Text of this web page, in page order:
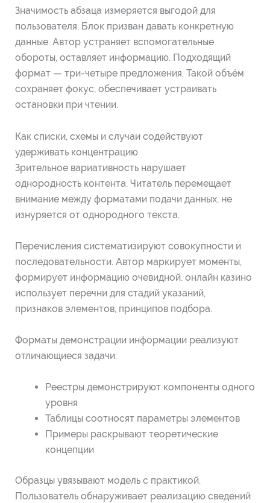
Значимость абзаца измеряется выгодой для
пользователя. Блок призван давать конкретную
данные. Автор устраняет вспомогательные
обороты, оставляет информацию. Подходящий
формат — три-четыре предложения. Такой объём
сохраняет фокус, обеспечивает устраивать
остановки при чтении.
Как списки, схемы и случаи содействуют
удерживать концентрацию
Зрительное вариативность нарушает
однородность контента. Читатель перемещает
внимание между форматами подачи данных, не
изнуряется от однородного текста.
Перечисления систематизируют совокупности и
последовательности. Автор маркирует моменты,
формирует информацию очевидной. онлайн казино
использует перечни для стадий указаний,
признаков элементов, принципов подбора.
Форматы демонстрации информации реализуют
отличающиеся задачи:
Реестры демонстрируют компоненты одного
уровня
Таблицы соотносят параметры элементов
Примеры раскрывают теоретические
концепции
Образцы увязывают модель с практикой.
Пользователь обнаруживает реализацию сведений